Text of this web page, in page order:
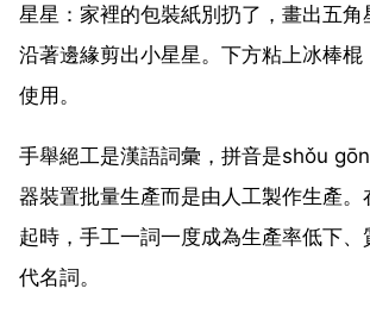
星星：家裡的包裝紙別扔了，畫出五角
沿著邊緣剪出小星星。下方粘上冰棒棍
使用。
手舉絕工是漢語詞彙，拼音是shǒu
器裝置批量生產而是由人工製作生產。
起時，手工一詞一度成為生產率低下、
代名詞。